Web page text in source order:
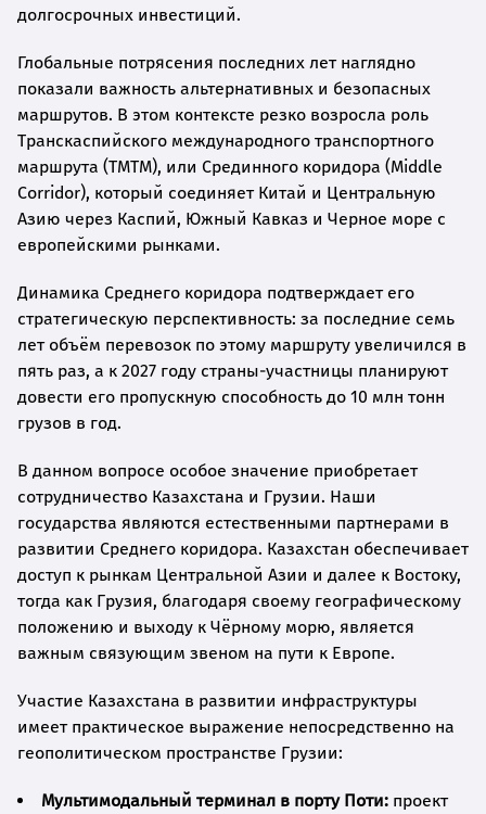
долгосрочных инвестиций.
Глобальные потрясения последних лет наглядно
показали важность альтернативных и безопасных
маршрутов. В этом контексте резко возросла роль
Транскаспийского международного транспортного
маршрута (ТМТМ), или Срединного коридора (Middle
Corridor), который соединяет Китай и Центральную
Азию через Каспий, Южный Кавказ и Черное море с
европейскими рынками.
Динамика Среднего коридора подтверждает его
стратегическую перспективность: за последние семь
лет объём перевозок по этому маршруту увеличился в
пять раз, а к 2027 году страны-участницы планируют
довести его пропускную способность до 10 млн тонн
грузов в год.
В данном вопросе особое значение приобретает
сотрудничество Казахстана и Грузии. Наши
государства являются естественными партнерами в
развитии Среднего коридора. Казахстан обеспечивает
доступ к рынкам Центральной Азии и далее к Востоку,
тогда как Грузия, благодаря своему географическому
положению и выходу к Чёрному морю, является
важным связующим звеном на пути к Европе.
Участие Казахстана в развитии инфраструктуры
имеет практическое выражение непосредственно на
геополитическом пространстве Грузии:
Мультимодальный терминал в порту Поти: проект